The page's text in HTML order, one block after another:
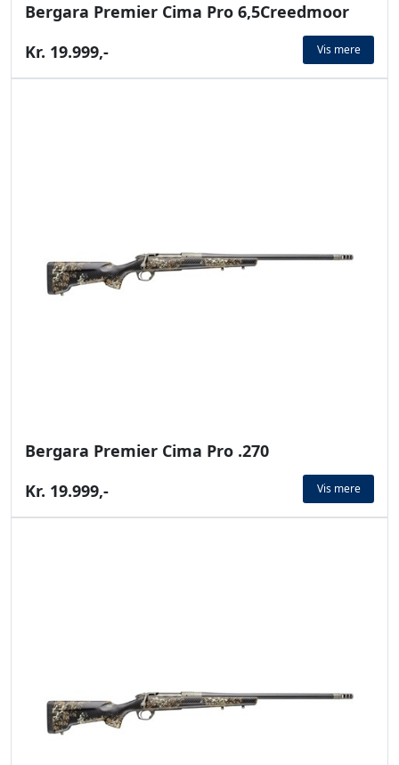
Bergara Premier Cima Pro 6,5Creedmoor
Kr. 19.999,-
Vis mere
Bergara Premier Cima Pro .270
Kr. 19.999,-
Vis mere